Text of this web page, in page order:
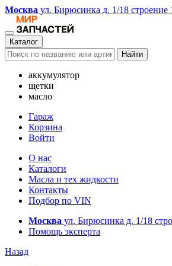
Москва ул. Бирюсинка д. 1/18 строение
Каталог
Найти
аккумулятор
щетки
масло
Гараж
Корзина
Войти
О нас
Каталоги
Масла и тех жидкости
Контакты
Подбор по VIN
Москва ул. Бирюсинка д. 1/18
Помощь эксперта
Назад